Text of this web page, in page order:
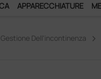
APPARECCHIATURE
Gestione Dell'incontinenza